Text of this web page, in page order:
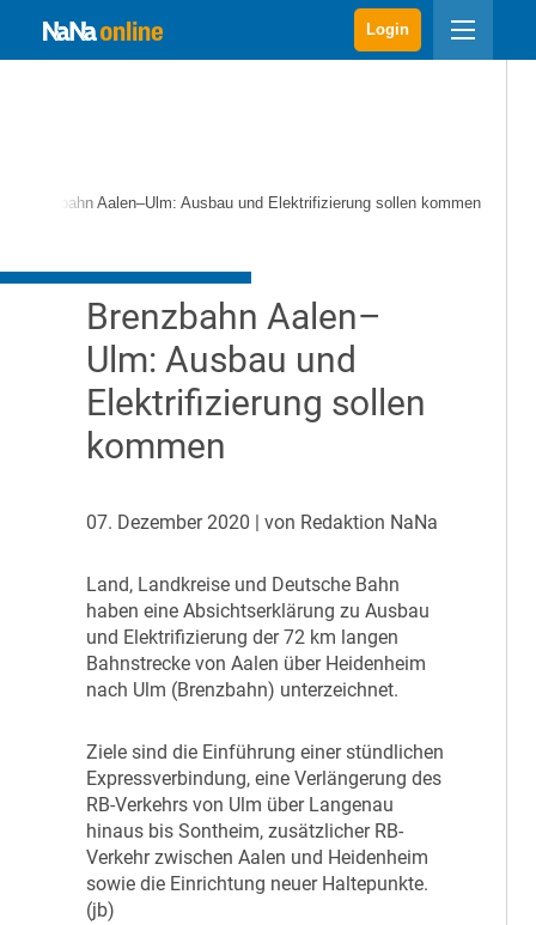
Login
Brenzbahn Aalen–Ulm: Ausbau und Elektrifizierung sollen kommen
Brenzbahn Aalen–
Ulm: Ausbau und
Elektrifizierung sollen
kommen
07. Dezember 2020 | von Redaktion NaNa
Land, Landkreise und Deutsche Bahn
haben eine Absichtserklärung zu Ausbau
und Elektrifizierung der 72 km langen
Bahnstrecke von Aalen über Heidenheim
nach Ulm (Brenzbahn) unterzeichnet.
Ziele sind die Einführung einer stündlichen
Expressverbindung, eine Verlängerung des
RB-Verkehrs von Ulm über Langenau
hinaus bis Sontheim, zusätzlicher RB-
Verkehr zwischen Aalen und Heidenheim
sowie die Einrichtung neuer Haltepunkte.
(jb)